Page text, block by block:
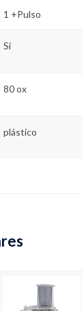
1 +Pulso
Sí
80 ox
plástico